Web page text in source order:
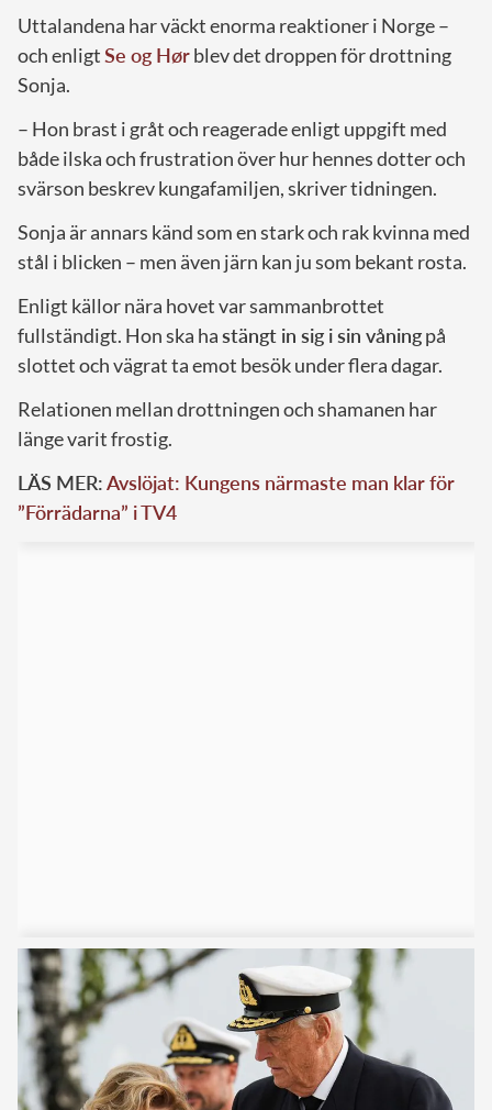
Uttalandena har väckt enorma reaktioner i Norge –
och enligtSe og Hørblev det droppen för drottning
Sonja.
– Hon brast i gråt och reagerade enligt uppgift med
både ilska och frustration över hur hennes dotter och
svärson beskrev kungafamiljen, skriver tidningen.
Sonja är annars känd som en stark och rak kvinna med
stål i blicken – men även järn kan ju som bekant rosta.
Enligt källor nära hovet var sammanbrottet
fullständigt. Hon ska hastängt in sig i sin våningpå
slottet och vägrat ta emot besök under flera dagar.
Relationen mellan drottningen och shamanen har
länge varit frostig.
LÄS MER:Avslöjat: Kungens närmaste man klar för
”Förrädarna” i TV4